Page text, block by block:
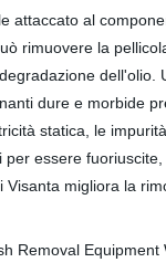
attaccato al
rimuovere la
dure e morbide
statica, le
essere
migliora la